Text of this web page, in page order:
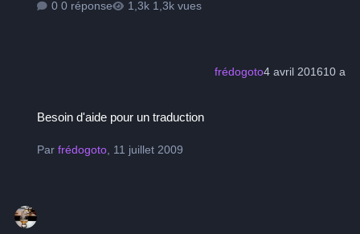
0 réponse 1,3k vues
frédogoto4 avril 201610 a
Besoin d'aide pour un traduction
Parfrédogoto 11 juillet 2009